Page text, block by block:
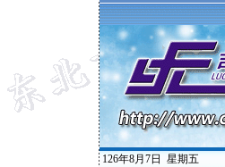
126年8月7日 星期五